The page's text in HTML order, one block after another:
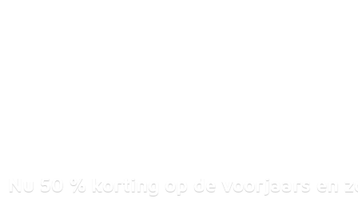
Nu 50 % korting op de voorjaars en